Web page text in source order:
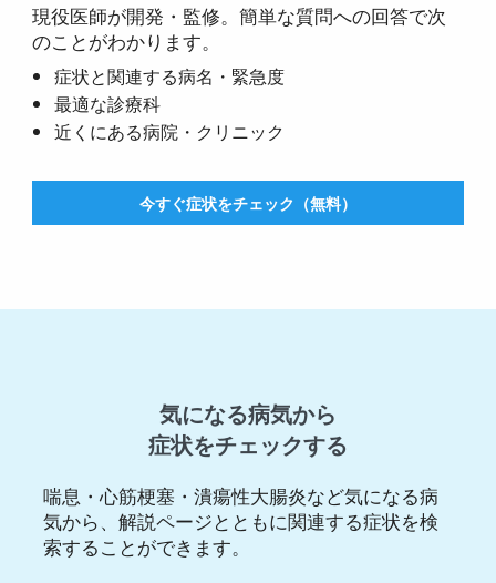
現役医師が開発・監修。簡単な質問への回答で次
のことがわかります。
症状と関連する病名・緊急度
最適な診療科
近くにある病院・クリニック
今すぐ症状をチェック（無料）
気になる病気から
症状をチェックする
喘息・心筋梗塞・潰瘍性大腸炎など気になる病
気から、解説ページとともに関連する症状を検
索することができます。